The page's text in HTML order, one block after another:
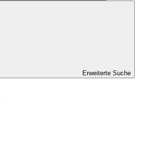
Erweiterte Suche